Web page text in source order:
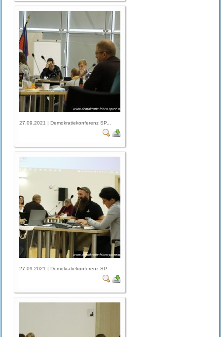
27.09.2021 | Demokratiekonferenz SP...
27.09.2021 | Demokratiekonferenz SP...